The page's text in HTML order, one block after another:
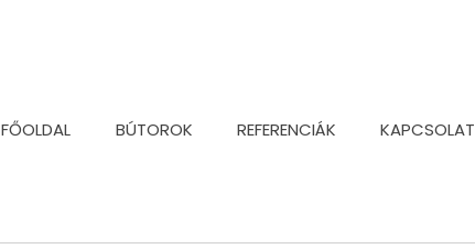
FŐOLDAL BÚTOROK REFERENCIÁK KAPCSOLAT